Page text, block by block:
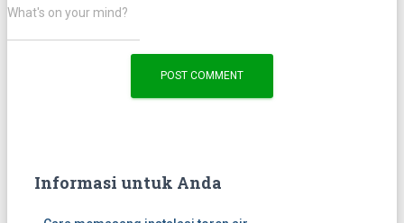
What's on your mind?
Informasi untuk Anda